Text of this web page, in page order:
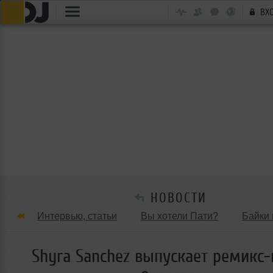
НОВОСТИ
Интервью, статьи Вы хотели Пати? Байки
Танцевальные стили
Shyra Sanchez выпускает